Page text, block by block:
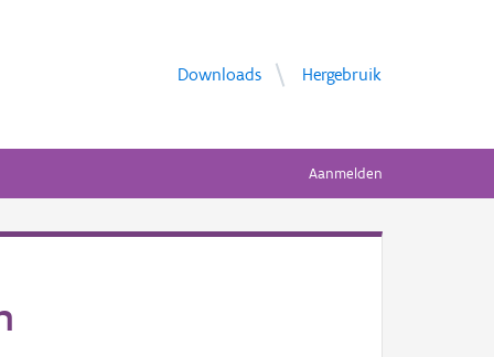
Downloads Hergebruik
Aanmelden